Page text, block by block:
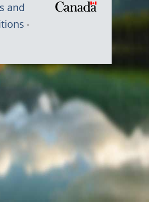
and
Symbole
du